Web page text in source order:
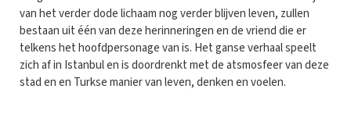
van het verder dode lichaam nog verder blijven leven, zullen
bestaan uit één van deze herinneringen en de vriend die er
telkens het hoofdpersonage van is. Het ganse verhaal speelt
zich af in Istanbul en is doordrenkt met de atsmosfeer van deze
stad en en Turkse manier van leven, denken en voelen.